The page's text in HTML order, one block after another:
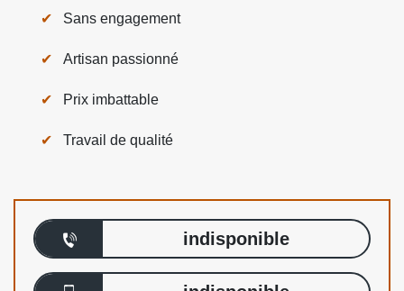
Sans engagement
Artisan passionné
Prix imbattable
Travail de qualité
indisponible